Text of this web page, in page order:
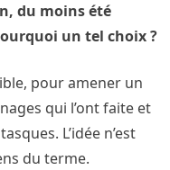
du moins été
un tel choix ?
pour amener un
qui l’ont faite et
L’idée n’est
du terme.